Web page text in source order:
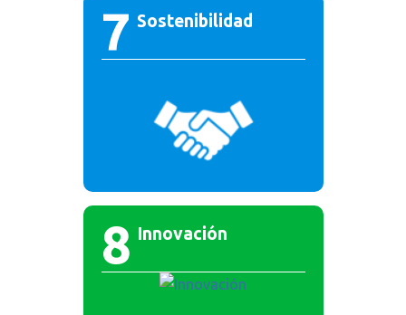
7 Sostenibilidad
8 Innovación